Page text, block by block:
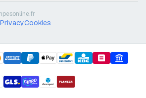
PrivacyCookies